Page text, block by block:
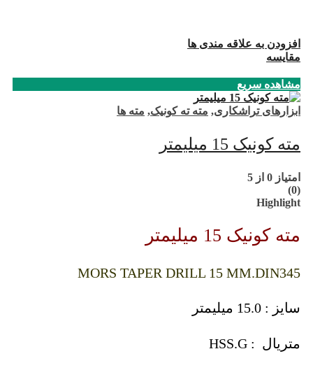
افزودن به علاقه مندی ها
مقایسه
مشاهده سریع
ابزارهای تراشکاری, مته ته کونیک, مته ها
مته کونیک 15 میلیمتر
امتیاز 0 از 5
(0)
Highlight
مته کونیک 15 میلیمتر
MORS TAPER DRILL 15 MM.DIN345
سایز : 15.0 میلیمتر
متریال : HSS.G